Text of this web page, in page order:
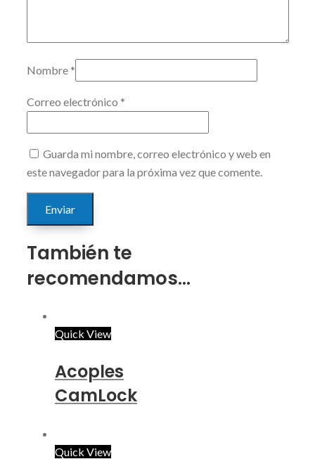
Nombre *
Correo electrónico *
Guarda mi nombre, correo electrónico y web en
este navegador para la próxima vez que comente.
También te
recomendamos…
Quick View
Acoples
CamLock
Quick View